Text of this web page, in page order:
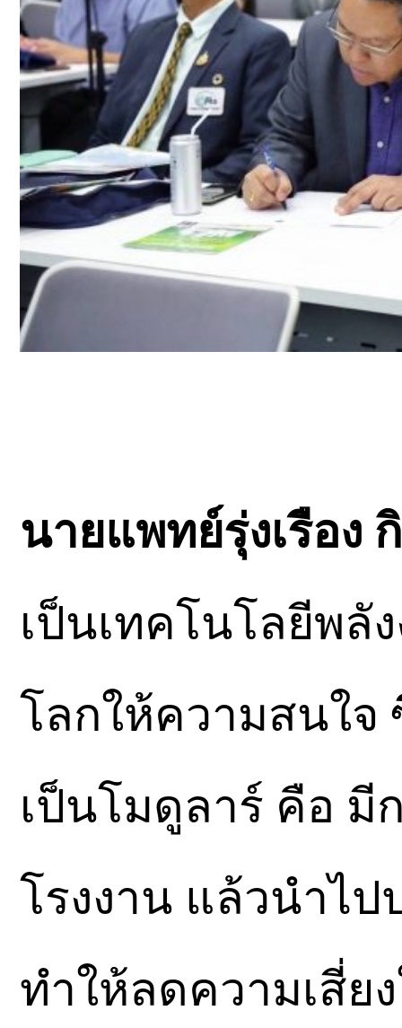
นายแพทย์รุ่งเรือง
เป็นเทคโนโลยีพลั
โลกให้ความสนใ
เป็นโมดูลาร์ คือ มี
โรงงาน แล้วนำไ
ทำให้ลดความเสี่ย